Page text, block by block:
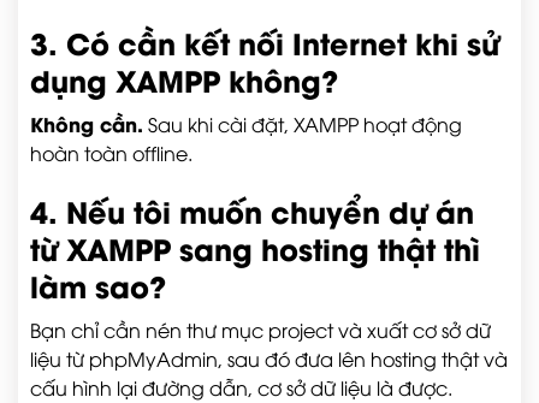
3. Có cần kết nối Internet khi sử
dụng XAMPP không?
Không cần. Sau khi cài đặt, XAMPP hoạt động
hoàn toàn offline.
4. Nếu tôi muốn chuyển dự án
từ XAMPP sang hosting thật thì
làm sao?
Bạn chỉ cần nén thư mục project và xuất cơ sở dữ
liệu từ phpMyAdmin, sau đó đưa lên hosting thật và
cấu hình lại đường dẫn, cơ sở dữ liệu là được.